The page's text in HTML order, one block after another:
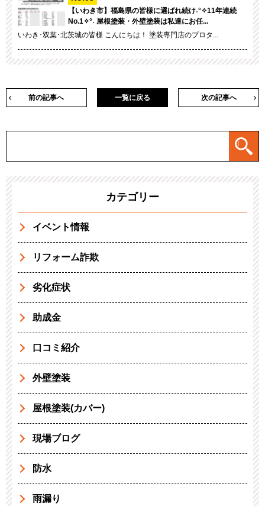
【いわき市】福島県の皆様に選ばれ続け˖°✧11年連続
No.1✧°˖ 屋根塗装・外壁塗装は私達にお任...
いわき･双葉･北茨城の皆様 こんにちは！ 塗装専門店のプロタ...
前の記事へ 次の記事へ
一覧に戻る
カテゴリー
イベント情報
リフォーム詐欺
劣化症状
助成金
口コミ紹介
外壁塗装
屋根塗装(カバー)
現場ブログ
防水
雨漏り